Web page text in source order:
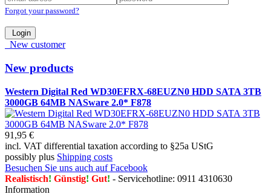
Forgot your password?
Login
New customer
New products
Western Digital Red WD30EFRX-68EUZN0 HDD SATA 3TB
3000GB 64MB NASware 2.0* F878
91,95 €
incl. VAT differential taxation according to §25a UStG
possibly plus Shipping costs
Besuchen Sie uns auch auf Facebook
Realistisch! Günstig! Gut! - Servicehotline: 0911 4310630
Information